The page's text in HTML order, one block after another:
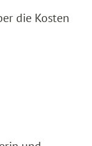
die Kosten